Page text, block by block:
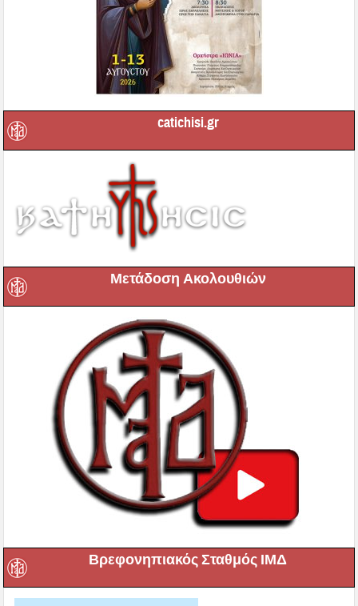
catichisi.gr
Μετάδοση Ακολουθιών
Βρεφονηπιακός Σταθμός ΙΜΔ